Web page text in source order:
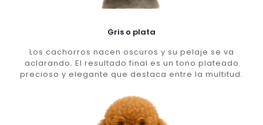
Gris o plata
Los cachorros nacen oscuros y su pelaje se va
aclarando. El resultado final es un tono plateado
precioso y elegante que destaca entre la multitud.